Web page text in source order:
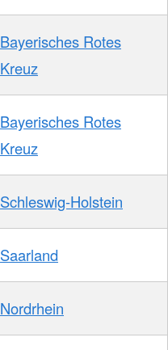
Bayerisches Rotes
Kreuz
Bayerisches Rotes
Kreuz
Schleswig-Holstein
Saarland
Nordrhein